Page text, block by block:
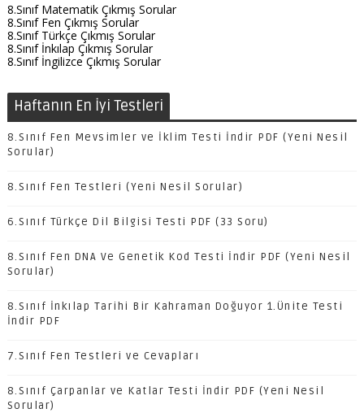
8.Sınıf Matematik Çıkmış Sorular
8.Sınıf Fen Çıkmış Sorular
8.Sınıf Türkçe Çıkmış Sorular
8.Sınıf İnkılap Çıkmış Sorular
8.Sınıf İngilizce Çıkmış Sorular
Haftanın En İyi Testleri
8.Sınıf Fen Mevsimler ve İklim Testi İndir PDF (Yeni Nesil
Sorular)
8.Sınıf Fen Testleri (Yeni Nesil Sorular)
6.Sınıf Türkçe Dil Bilgisi Testi PDF (33 Soru)
8.Sınıf Fen DNA Ve Genetik Kod Testi İndir PDF (Yeni Nesil
Sorular)
8.Sınıf İnkılap Tarihi Bir Kahraman Doğuyor 1.Ünite Testi
İndir PDF
7.Sınıf Fen Testleri ve Cevapları
8.Sınıf Çarpanlar ve Katlar Testi İndir PDF (Yeni Nesil
Sorular)